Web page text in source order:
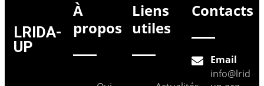
LRIDA-
UP
À
propos
Liens
utiles
Contacts
Email
info@lrida-